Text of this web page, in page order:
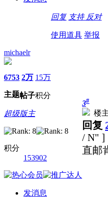
回复 支持 反对
使用道具 举报
michaelr
6753
主题
2万
帖子
15万
积分
超级版主
积分
153902
发消息
3#
楼
回复
/ N" ]
直邮